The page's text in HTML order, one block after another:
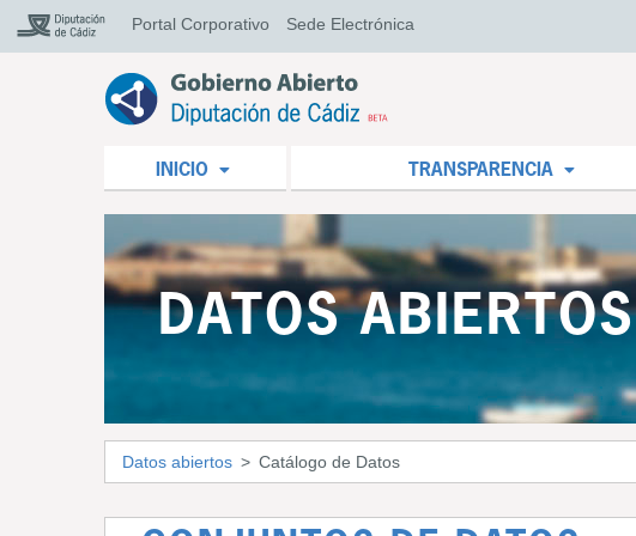
Portal Corporativo Sede Electrónica
INICIO TRANSPARENCIA
DATOS ABIERTOS
Datos abiertos Catálogo de Datos